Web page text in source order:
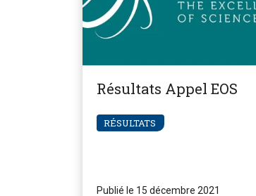
Résultats Appel EOS
RÉSULTATS
Publié le 15 décembre 2021